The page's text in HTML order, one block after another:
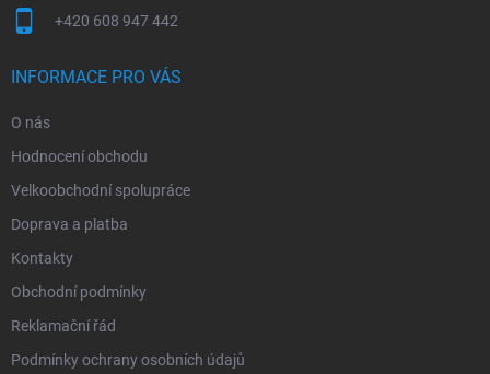
+420 608 947 442
INFORMACE PRO VÁS
O nás
Hodnocení obchodu
Velkoobchodní spolupráce
Doprava a platba
Kontakty
Obchodní podmínky
Reklamační řád
Podmínky ochrany osobních údajů